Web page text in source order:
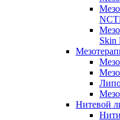
Skin
Нитевой
Нити